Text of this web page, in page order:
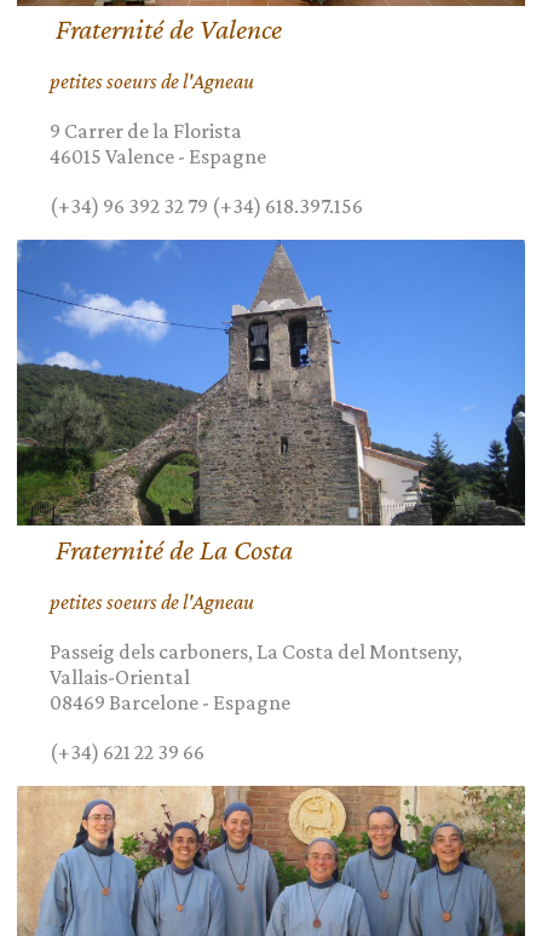
Fraternité de Valence
petites soeurs de l'Agneau
9 Carrer de la Florista
46015 Valence - Espagne
(+34) 96 392 32 79 (+34) 618.397.156
Fraternité de La Costa
petites soeurs de l'Agneau
Passeig dels carboners, La Costa del Montseny,
Vallais-Oriental
08469 Barcelone - Espagne
(+34) 621 22 39 66